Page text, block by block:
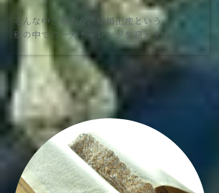
そんな中ご縁あり、結婚出産という
私の中での一大チャレンジを迎えます。